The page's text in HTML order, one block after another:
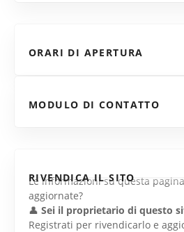
ORARI DI APERTURA
MODULO DI CONTATTO
RIVENDICA IL SITO
Le informazioni su questa
aggiornate?
👤 Sei il proprietario di questo
Registrati per rivendicarlo e